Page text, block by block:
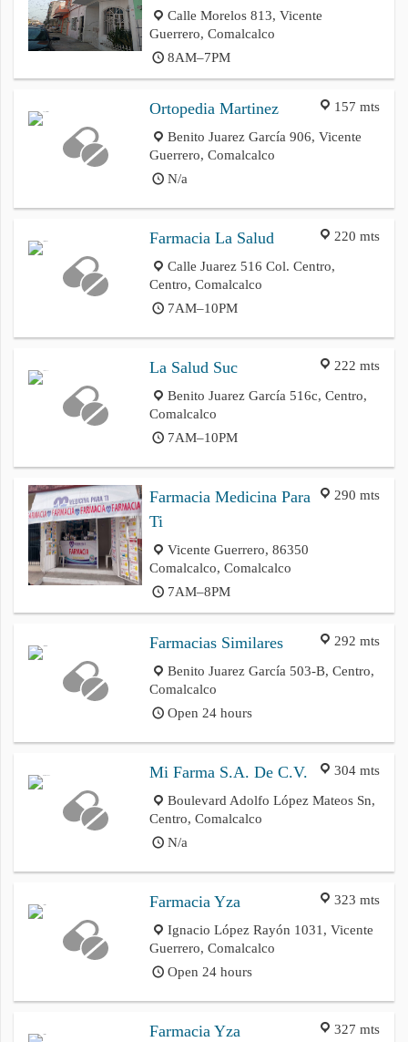
Calle Morelos 813, Vicente
Guerrero, Comalcalco
8AM–7PM
157 mts
Ortopedia Martinez
Benito Juarez García 906, Vicente
Guerrero, Comalcalco
N/a
220 mts
Farmacia La Salud
Calle Juarez 516 Col. Centro,
Centro, Comalcalco
7AM–10PM
222 mts
La Salud Suc
Benito Juarez García 516c, Centro,
Comalcalco
7AM–10PM
290 mts
Farmacia Medicina Para
Ti
Vicente Guerrero, 86350
Comalcalco, Comalcalco
7AM–8PM
292 mts
Farmacias Similares
Benito Juarez García 503-B, Centro,
Comalcalco
Open 24 hours
304 mts
Mi Farma S.A. De C.V.
Boulevard Adolfo López Mateos Sn,
Centro, Comalcalco
N/a
323 mts
Farmacia Yza
Ignacio López Rayón 1031, Vicente
Guerrero, Comalcalco
Open 24 hours
327 mts
Farmacia Yza